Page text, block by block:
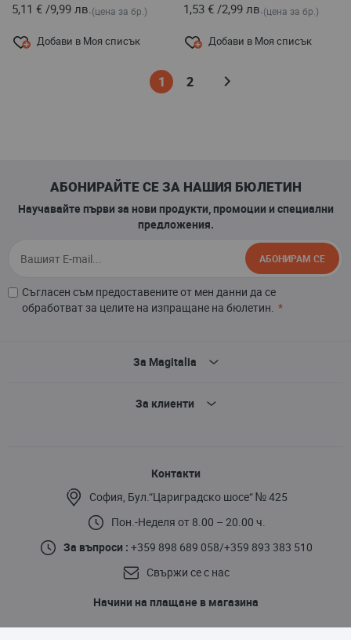
5,11 € /9,99 лв.(цена за бр.)
Добави в Моя списък
1,53 € /2,99 лв.(цена за бр.)
Добави в Моя списък
Страница
В
1 Страница
2
АБОНИРАЙТЕ СЕ ЗА НАШИЯ БЮЛЕТИН
Научавайте първи за нови продукти, промоции и специални
предложения.
Съгласен съм предоставените от мен данни да се
обработват за целите на изпращане на бюлетин.
АБОНИРАМ СЕ
За Magitalia
За клиенти
Контакти
София, Бул.“Цариградско шосе“ № 425
Пон.-Неделя от 8.00 – 20.00 ч.
За въпроси : +359 898 689 058/+359 893 383 510
Свържи се с нас
Начини на плащане в магазина